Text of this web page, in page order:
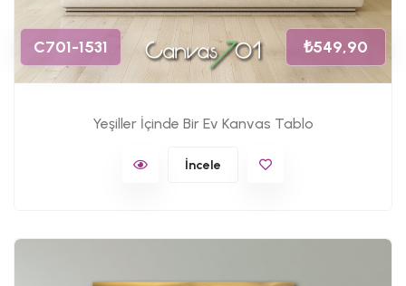
C701-1531 ₺549,90
Yeşiller İçinde Bir Ev Kanvas Tablo
İncele